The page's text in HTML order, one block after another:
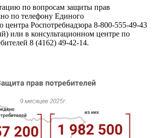
по вопросам защиты прав
по телефону Единого
центра Роспотребнадзора 8-800-555-49-43
или в консультационном центре по
8 (4162) 49-42-14.